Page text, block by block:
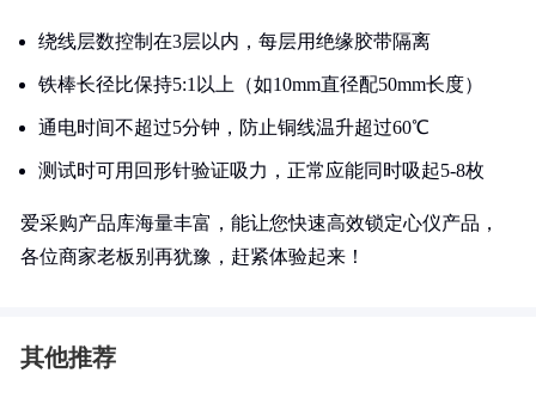
绕线层数控制在3层以内，每层用绝缘胶带隔离
铁棒长径比保持5:1以上（如10mm直径配50mm长度）
通电时间不超过5分钟，防止铜线温升超过60℃
测试时可用回形针验证吸力，正常应能同时吸起5-8枚
爱采购产品库海量丰富，能让您快速高效锁定心仪产品，
各位商家老板别再犹豫，赶紧体验起来！
其他推荐